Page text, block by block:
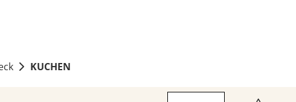
KUCHEN